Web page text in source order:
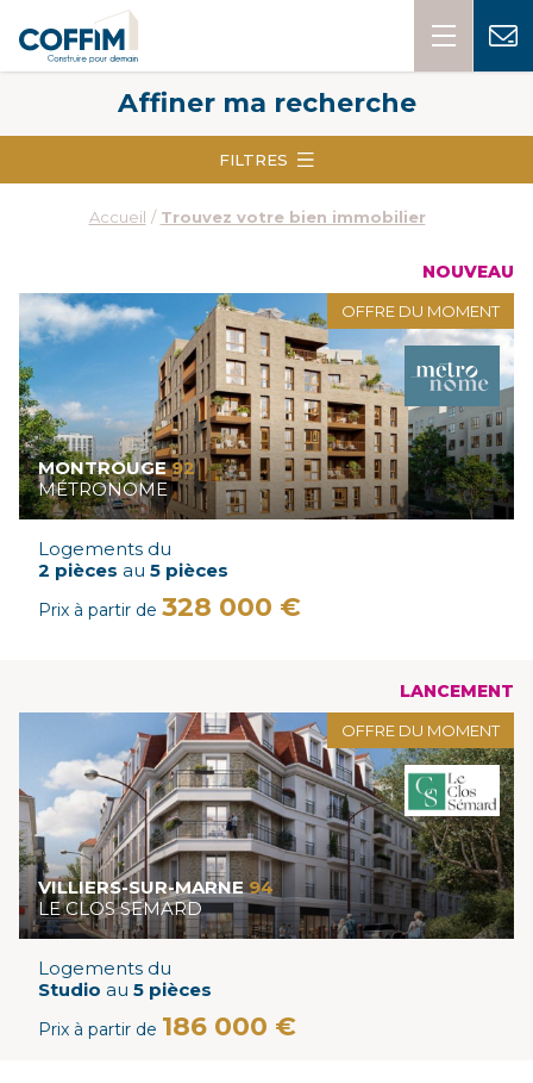
Affiner ma recherche
FILTRES
Accueil Trouvez votre bien immobilier
NOUVEAU
OFFRE DU MOMENT
MONTROUGE92
MÉTRONOME
Logements du
2 pièces au 5 pièces
Prix à partir de 328 000 €
LANCEMENT
OFFRE DU MOMENT
VILLIERS-SUR-MARNE94
LE CLOS SEMARD
Logements du
Studio au 5 pièces
Prix à partir de 186 000 €